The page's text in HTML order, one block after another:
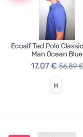
Ecoalf Ted Polo
Man Ocean Blue
17,07 € 56,89 €
M